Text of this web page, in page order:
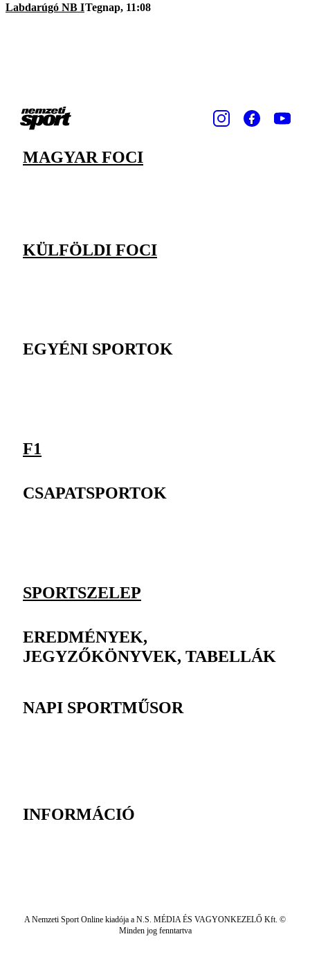
Labdarúgó NB ITegnap, 11:08
MAGYAR FOCI
KÜLFÖLDI FOCI
EGYÉNI SPORTOK
F1
CSAPATSPORTOK
SPORTSZELEP
EREDMÉNYEK,
JEGYZŐKÖNYVEK, TABELLÁK
NAPI SPORTMŰSOR
INFORMÁCIÓ
A Nemzeti Sport Online kiadója a N.S. MÉDIA ÉS VAGYONKEZELŐ Kft. ©
Minden jog fenntartva